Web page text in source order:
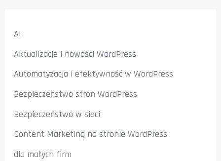
AI
Aktualizacje i nowości WordPress
Automatyzacja i efektywność w WordPress
Bezpieczeństwo stron WordPress
Bezpieczeństwo w sieci
Content Marketing na stronie WordPress
dla małych firm